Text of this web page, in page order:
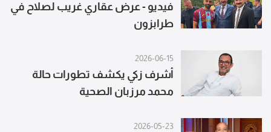
فيديو - عرض عقاري غريب لصلاح في
طرابزون
2026-06-15
أشرف زكي يكشف تطورات حالة
محمد مرزبان الصحية
2026-05-23